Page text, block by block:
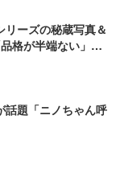
ーズの秘蔵写真＆
格が半端ない」
話題「ニノちゃん呼